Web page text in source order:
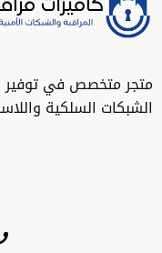
متجر متخصص في توفير
الشبكات السلكية